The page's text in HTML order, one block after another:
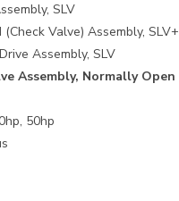
SLV
Valve) Assembly, SLV+
Assembly, SLV
Assembly, Normally Open
50hp